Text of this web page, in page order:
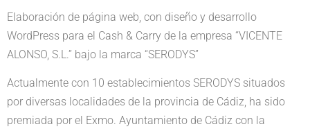
Elaboración de página web, con diseño y desarrollo
WordPress para el Cash & Carry de la empresa “VICENTE
ALONSO, S.L.” bajo la marca “SERODYS”
Actualmente con 10 establecimientos SERODYS situados
por diversas localidades de la provincia de Cádiz, ha sido
premiada por el Exmo. Ayuntamiento de Cádiz con la